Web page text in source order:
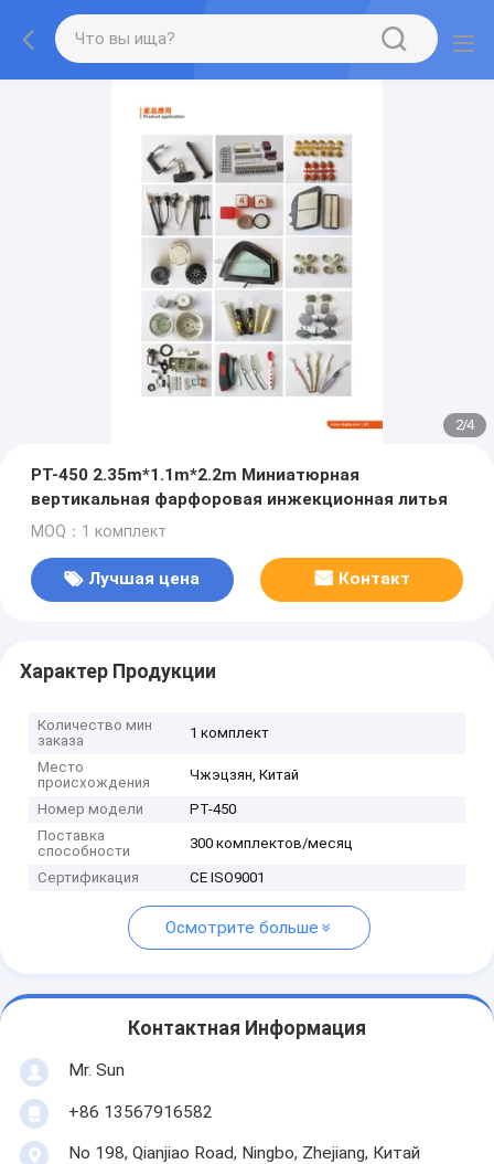
2/4
PT-450 2.35m*1.1m*2.2m Миниатюрная
вертикальная фарфоровая инжекционная литья
MOQ：1 комплект
Лучшая цена Контакт
Характер Продукции
Количество мин
заказа
1 комплект
Место
происхождения
Чжэцзян, Китай
Номер модели
PT-450
Поставка
способности
300 комплектов/месяц
Сертификация CE ISO9001
Осмотрите больше
Контактная Информация
Mr. Sun
+86 13567916582
No 198, Qianjiao Road, Ningbo, Zhejiang, Китай